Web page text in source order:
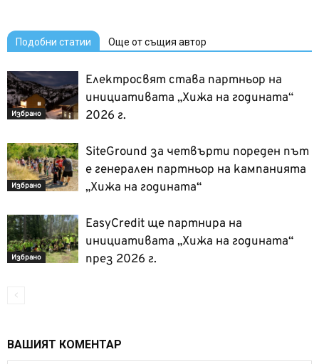
Подобни статии Още от същия автор
Избрано
Електросвят става партньор на
инициативата „Хижа на годината“
2026 г.
Избрано
SiteGround за четвърти пореден път
е генерален партньор на кампанията
„Хижа на годината“
Избрано
EasyCredit ще партнира на
инициативата „Хижа на годината“
през 2026 г.
ВАШИЯТ КОМЕНТАР